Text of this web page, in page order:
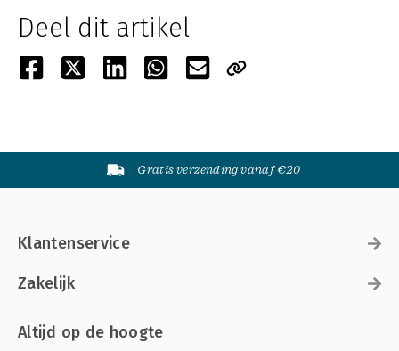
Deel dit artikel
Gratis verzending vanaf €20
Klantenservice
Zakelijk
Altijd op de hoogte